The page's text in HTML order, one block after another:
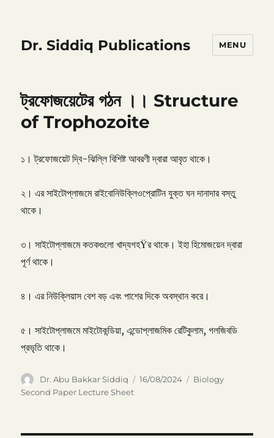
Dr. Siddiq Publications MENU
ট্রফোজয়েটের গঠন ।। Structure
of Trophozoite
১। ট্রফোজয়েট দ্বি-ঝিল্লি বিশিষ্ট আবরণী দ্বারা আবৃত থাকে।
২। এর সাইটোপ্লাজমে রাইবোনিউক্লিওপ্রোটিন যুক্ত ঘন দানাদার বস্তু
থাকে।
৩। সাইটোপ্লাজমে কতকগুলো খাদ্যগহŸর থাকে। ইহা হিমোজয়েন দ্বারা
পূর্ণ থাকে।
৪। এর নিউক্লিয়াস বেশ বড় এবং পাশের দিকে অবস্থান করে।
৫। সাইটোপ্লাজমে মাইটোকন্ডিয়া, এন্ডোপ্লাজমিক রেটিকুলাম, গলজিবডি
প্রভৃতি থাকে।
Author
Dr. Abu Bakkar Siddiq
Posted
16/08/2024 Categories
Biology
Second Paper Lecture Sheet